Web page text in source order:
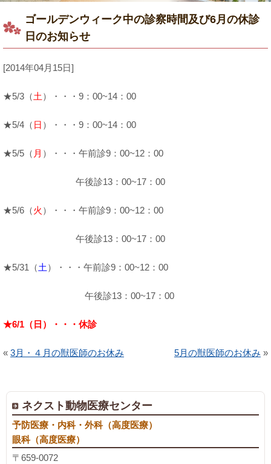
ゴールデンウィーク中の診察時間及び6月の休診
日のお知らせ
[2014年04月15日]
★5/3（土 ）・・・9：00~14：00
★5/4（ 日 ）・・・9：00~14：00
★5/5（ 月 ）・・・午前診9：00~12：00
午後診13：00~17：00
★5/6（火 ）・・・午前診9：00~12：00
午後診13：00~17：00
★5/31（土 ）・・・午前診9：00~12：00
午後診13：00~17：00
★6/1（日）・・・休診
« 3月・４月の獣医師のお休み 5月の獣医師のお休み »
ネクスト動物医療センター
予防医療・内科・外科（高度医療）
眼科（高度医療）
〒659-0072